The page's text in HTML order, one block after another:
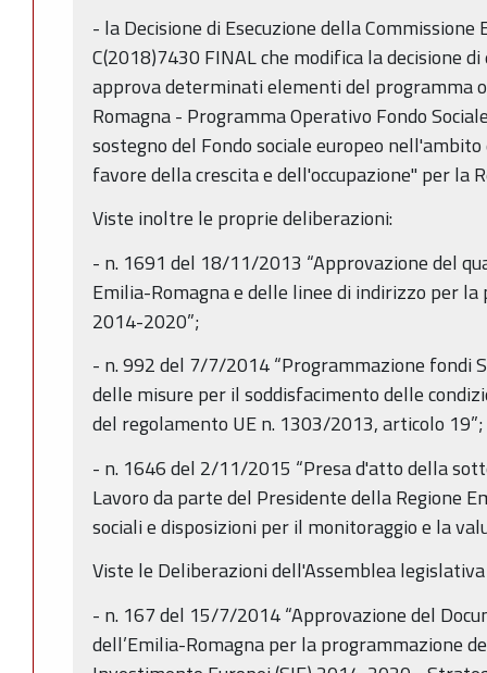
- la Decisione di Esecuzione della
C(2018)7430 FINAL che modifica la decisione
approva determinati elementi del programma
Romagna - Programma Operativo Fondo
sostegno del Fondo sociale europeo
favore della crescita e dell'occupazione" per la
Viste inoltre le proprie deliberazioni:
- n. 1691 del 18/11/2013 “Approvazione del
Emilia-Romagna e delle linee di indirizzo per
2014-2020”;
- n. 992 del 7/7/2014 “Programmazione fondi
delle misure per il soddisfacimento delle
del regolamento UE n. 1303/2013, articolo 19”;
- n. 1646 del 2/11/2015 “Presa d'atto della
Lavoro da parte del Presidente della Regione
sociali e disposizioni per il monitoraggio e la
Viste le Deliberazioni dell'Assemblea
- n. 167 del 15/7/2014 “Approvazione del
dell’Emilia-Romagna per la programmazione